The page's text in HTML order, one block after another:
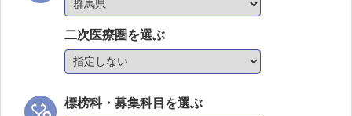
二次医療圏を選ぶ
標榜科・募集科目を選ぶ